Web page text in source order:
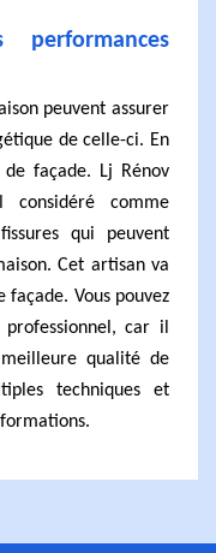
peuvent assurer
de celle-ci. En
façade. Lj Rénov
comme
qui peuvent
Cet artisan va
Vous pouvez
car il
qualité de
techniques et